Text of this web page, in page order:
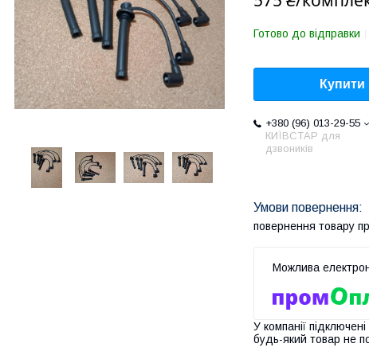
Готово до відправки
Купити
+380 (96) 013-29-55
КИЇВСТАР для
дзвоників
повернення товару
У компанії
будь-який товар не